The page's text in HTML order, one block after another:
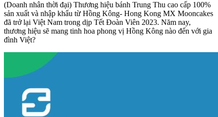
(Doanh nhân thời đại) Thương hiệu bánh Trung Thu cao cấp 100%
sản xuất và nhập khẩu từ Hồng Kông- Hong Kong MX Mooncakes
đã trở lại Việt Nam trong dịp Tết Đoàn Viên 2023. Năm nay,
thương hiệu sẽ mang tinh hoa phong vị Hồng Kông nào đến với gia
đình Việt?